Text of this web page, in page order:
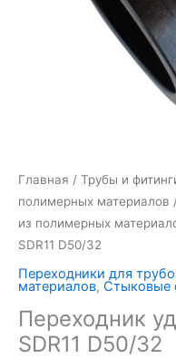
Главная / Трубы и
полимерных материалов
из полимерных
SDR11 D50/32
Переходники для
материалов, Стыковые
Переходник
SDR11 D50/32